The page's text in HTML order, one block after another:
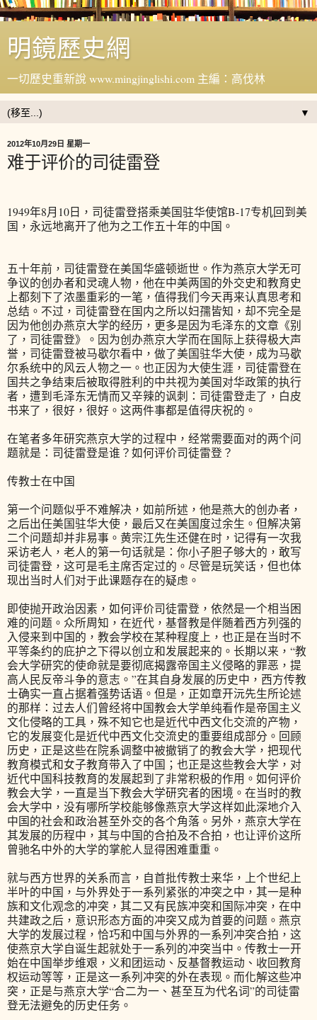
明鏡歷史網
一切歷史重新說 www.mingjinglishi.com 主編：高伐林
▼
2012年10月29日 星期一
难于评价的司徒雷登
1949年8月10日，司徒雷登搭乘美国驻华使馆B-17专机回到美
国，永远地离开了他为之工作五十年的中国。
五十年前，司徒雷登在美国华盛顿逝世。作为燕京大学无可
争议的创办者和灵魂人物，他在中美两国的外交史和教育史
上都刻下了浓墨重彩的一笔，值得我们今天再来认真思考和
总结。不过，司徒雷登在国内之所以妇孺皆知，却不完全是
因为他创办燕京大学的经历，更多是因为毛泽东的文章《别
了，司徒雷登》。因为创办燕京大学而在国际上获得极大声
誉，司徒雷登被马歇尔看中，做了美国驻华大使，成为马歇
尔系统中的风云人物之一。也正因为大使生涯，司徒雷登在
国共之争结束后被取得胜利的中共视为美国对华政策的执行
者，遭到毛泽东无情而又辛辣的讽刺：司徒雷登走了，白皮
书来了，很好，很好。这两件事都是值得庆祝的。
在笔者多年研究燕京大学的过程中，经常需要面对的两个问
题就是：司徒雷登是谁？如何评价司徒雷登？
传教士在中国
第一个问题似乎不难解决，如前所述，他是燕大的创办者，
之后出任美国驻华大使，最后又在美国度过余生。但解决第
二个问题却并非易事。黄宗江先生还健在时，记得有一次我
采访老人，老人的第一句话就是：你小子胆子够大的，敢写
司徒雷登，这可是毛主席否定过的。尽管是玩笑话，但也体
现出当时人们对于此课题存在的疑虑。
即使抛开政治因素，如何评价司徒雷登，依然是一个相当困
难的问题。众所周知，在近代，基督教是伴随着西方列强的
入侵来到中国的，教会学校在某种程度上，也正是在当时不
平等条约的庇护之下得以创立和发展起来的。长期以来，“教
会大学研究的使命就是要彻底揭露帝国主义侵略的罪恶，提
高人民反帝斗争的意志。”在其自身发展的历史中，西方传教
士确实一直占据着强势话语。但是，正如章开沅先生所论述
的那样：过去人们曾经将中国教会大学单纯看作是帝国主义
文化侵略的工具，殊不知它也是近代中西文化交流的产物，
它的发展变化是近代中西文化交流史的重要组成部分。回顾
历史，正是这些在院系调整中被撤销了的教会大学，把现代
教育模式和女子教育带入了中国；也正是这些教会大学，对
近代中国科技教育的发展起到了非常积极的作用。如何评价
教会大学，一直是当下教会大学研究者的困境。在当时的教
会大学中，没有哪所学校能够像燕京大学这样如此深地介入
中国的社会和政治甚至外交的各个角落。另外，燕京大学在
其发展的历程中，其与中国的合拍及不合拍，也让评价这所
曾驰名中外的大学的掌舵人显得困难重重。
就与西方世界的关系而言，自首批传教士来华，上个世纪上
半叶的中国，与外界处于一系列紧张的冲突之中，其一是种
族和文化观念的冲突，其二又有民族冲突和国际冲突，在中
共建政之后，意识形态方面的冲突又成为首要的问题。燕京
大学的发展过程，恰巧和中国与外界的一系列冲突合拍，这
使燕京大学自诞生起就处于一系列的冲突当中。传教士一开
始在中国举步维艰，义和团运动、反基督教运动、收回教育
权运动等等，正是这一系列冲突的外在表现。而化解这些冲
突，正是与燕京大学“合二为一、甚至互为代名词”的司徒雷
登无法避免的历史任务。